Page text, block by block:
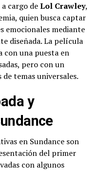
cargo deLol Crawley,
quien busca captar
emocionales mediante
diseñada. La película
con una puesta en
pero con un
temas universales.
y
en Sundance son
del primer
con algunos